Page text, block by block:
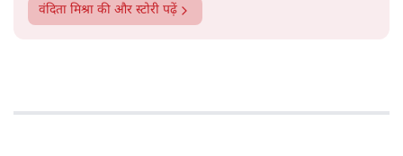
वंदिता मिश्रा की और स्टोरी पढ़ें